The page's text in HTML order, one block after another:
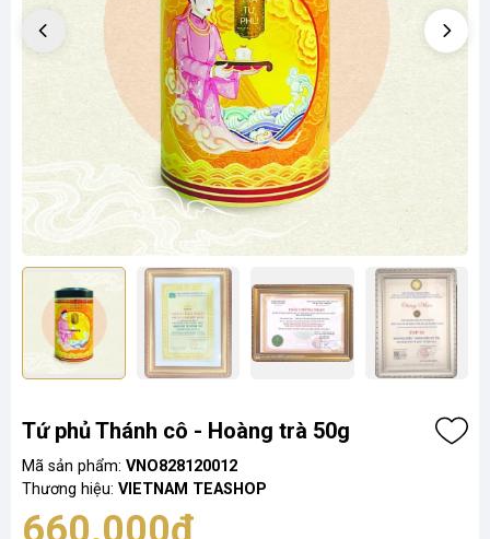
Tứ phủ Thánh cô - Hoàng trà 50g
Mã sản phẩm: VNO828120012
Thương hiệu: VIETNAM TEASHOP